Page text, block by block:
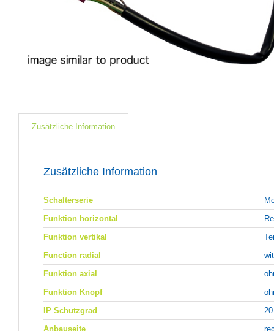
Zusätzliche Information
Zusätzliche Information
Schalterserie
Funktion horizontal
Funktion vertikal
Function radial
Funktion axial
Funktion Knopf
IP Schutzgrad
20
Anbauseite